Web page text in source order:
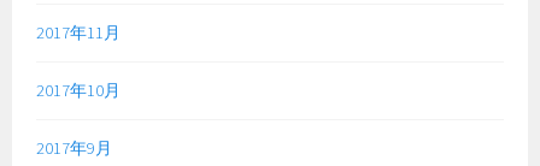
2017年11月
2017年10月
2017年9月